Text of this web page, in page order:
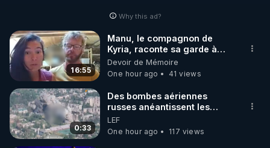
🌱 INSTAGRAM
https://www.instagram.com/rdlr_thierrycasasnovas/
http://rgnr.li/instagram
🌱 LA NEWSLETTER
Pour ne pas rater l’actualité RGNR (stages,
Why this ad?
16:55
Manu, le compagnon de
Kyria, raconte sa garde à
vue musclée. PARTAGEZ!
Devoir de Mémoire
One hour ago
41 views
0:33
Des bombes aériennes
russes anéantissent les
centres de contrôle de
drones de 3 brigades
ukrainienne
LEF
One hour ago
117 views